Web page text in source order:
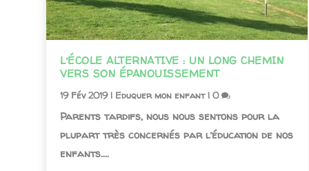
L’ÉCOLE ALTERNATIVE : UN LONG CHEMIN
VERS SON ÉPANOUISSEMENT
19 Fév 2019| Eduquer mon enfant|0
Parents tardifs, nous nous sentons pour la
plupart très concernés par l’éducation de nos
enfants....